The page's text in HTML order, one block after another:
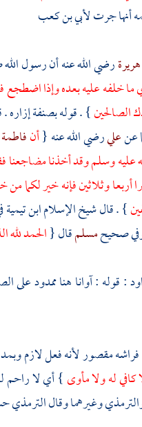
أنها جرتلأبي بن كعب
رضي الله عنه أن رسول
ما خلفه عليه بعده وإذا
الصالحين} . قوله بصنفة إزاره
عنعليرضي الله عنه {أن
عليه وسلم وقد أخذنا مضاجعنا
أربعا وثلاثين فإنه خير لكما من
} . قال شيخ الإسلامابن تيمية
صحيحمسلمقال {الحمد لله
: قوله : آوانا هنا ممدود على
مقصور لأنه فعل لازم
له ولا مأوى} أي لا راحم
وغيرهما وقالالترمذي